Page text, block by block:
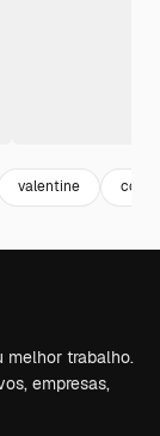
valentine
melhor trabalho.
empresas,